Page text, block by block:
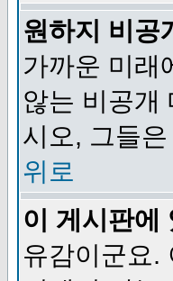
원하지 비공
가까운 미래
않는 비공개
시오, 그들
위로
이 게시판에
유감이군요.